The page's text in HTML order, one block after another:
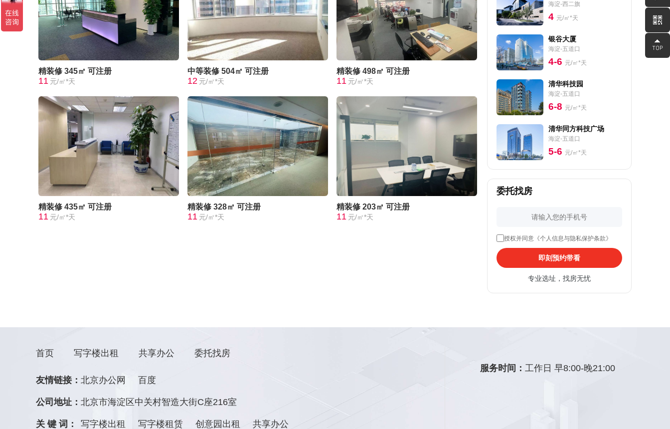
精装修 345㎡ 可注册
11 元/㎡*天
中等装修 504㎡ 可注册
12 元/㎡*天
精装修 498㎡ 可注册
11 元/㎡*天
精装修 435㎡ 可注册
11 元/㎡*天
精装修 328㎡ 可注册
11 元/㎡*天
精装修 203㎡ 可注册
11 元/㎡*天
海淀-西二旗
4 元/㎡*天
银谷大厦
海淀-五道口
4-6 元/㎡*天
清华科技园
海淀-五道口
6-8 元/㎡*天
清华同方科技广场
海淀-五道口
5-6 元/㎡*天
委托找房
授权并同意《个人信息与隐私保护条款》
即刻预约带看
专业选址，找房无忧
首页 写字楼出租 共享办公 委托找房
友情链接： 北京办公网 百度
公司地址： 北京市海淀区中关村智造大街C座216室
关 键 词： 写字楼出租 写字楼租赁 创意园出租 共享办公
服务时间：工作日 早8:00-晚21:00